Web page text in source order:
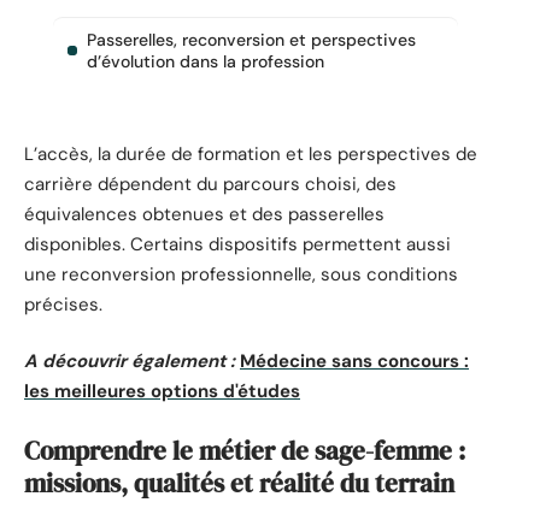
Passerelles, reconversion et perspectives
d’évolution dans la profession
L’accès, la durée de formation et les perspectives de
carrière dépendent du parcours choisi, des
équivalences obtenues et des passerelles
disponibles. Certains dispositifs permettent aussi
une reconversion professionnelle, sous conditions
précises.
A découvrir également : Médecine sans concours :
les meilleures options d'études
Comprendre le métier de sage-femme :
missions, qualités et réalité du terrain